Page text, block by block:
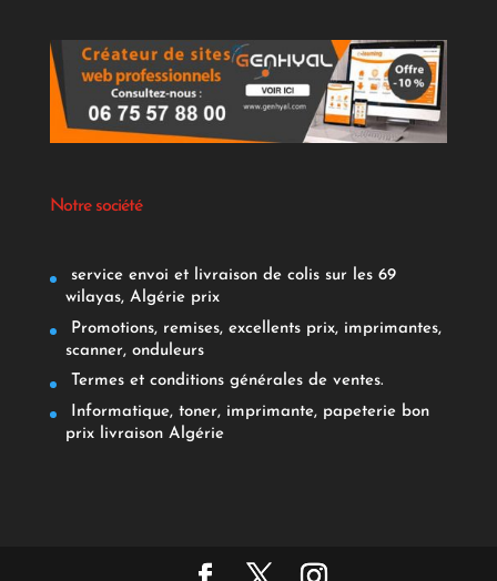
Notre société
service envoi et livraison de colis sur les 69
wilayas, Algérie prix
Promotions, remises, excellents prix, imprimantes,
scanner, onduleurs
Termes et conditions générales de ventes.
Informatique, toner, imprimante, papeterie bon
prix livraison Algérie